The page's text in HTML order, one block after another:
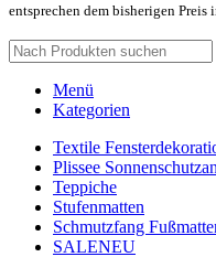
entsprechen dem bisherigen Preis
Menü
Kategorien
Textile
Plissee
Teppiche
Stufenmatten
Schmutzfang
SALENEU